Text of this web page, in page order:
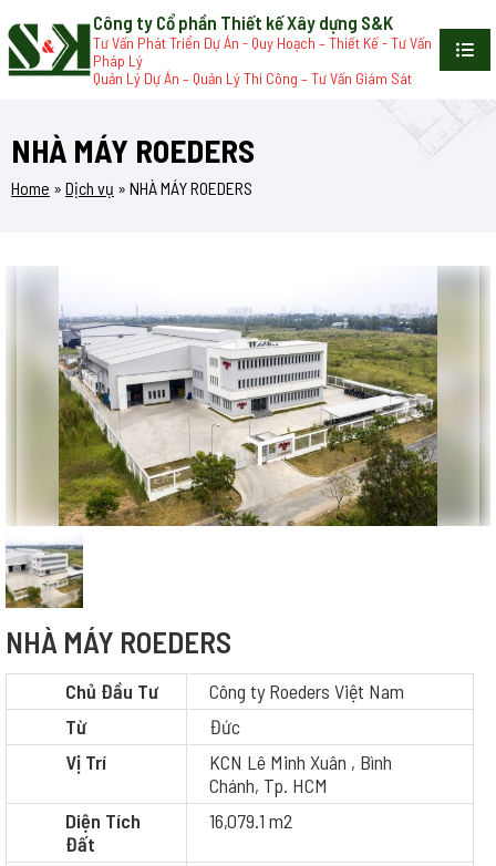
Công ty Cổ phần Thiết kế Xây dựng S&K
Tư Vấn Phát Triển Dự Án - Quy Hoạch – Thiết Kế - Tư Vấn
Pháp Lý
Quản Lý Dự Án – Quản Lý Thi Công – Tư Vấn Giám Sát
NHÀ MÁY ROEDERS
Home » Dịch vụ » NHÀ MÁY ROEDERS
NHÀ MÁY ROEDERS
Chủ Đầu Tư
Công ty Roeders Việt Nam
Từ
Đức
Vị Trí
KCN Lê Minh Xuân , Bình
Chánh, Tp. HCM
Diện Tích
Đất
16,079.1 m2